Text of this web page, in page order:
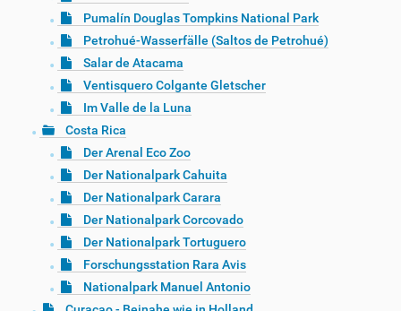
Pumalín Douglas Tompkins National Park
Petrohué-Wasserfälle (Saltos de Petrohué)
Salar de Atacama
Ventisquero Colgante Gletscher
Im Valle de la Luna
Costa Rica
Der Arenal Eco Zoo
Der Nationalpark Cahuita
Der Nationalpark Carara
Der Nationalpark Corcovado
Der Nationalpark Tortuguero
Forschungsstation Rara Avis
Nationalpark Manuel Antonio